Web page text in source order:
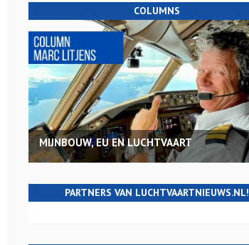
COLUMNS
MIJNBOUW, EU EN LUCHTVAART
PARTNERS VAN LUCHTVAARTNIEUWS.NL!